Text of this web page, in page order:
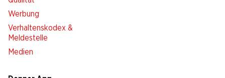
Werbung
Verhaltenskodex &
Meldestelle
Medien